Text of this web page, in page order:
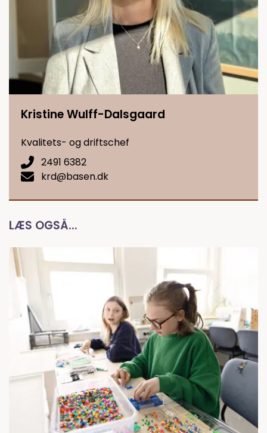
Kristine Wulff-Dalsgaard
Kvalitets- og driftschef
2491 6382
krd@basen.dk
LÆS OGSÅ...